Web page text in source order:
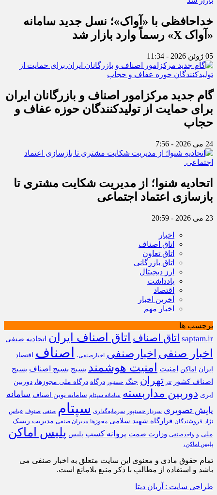
خداحافظی با «آواک»؛ نسل جدید سامانه
«آواک X» رسماً وارد بازار شد
05 ژوئن 2026 - 11:34
گام جدید مرکزامور اصناف و بازرگانان ایران
برای حمایت از تولیدکنندگان حوزه عفاف و
حجاب
24 می 2026 - 7:56
اتحادیه شنوا؛ از مدیریت شکایت مشتری تا
بازسازی اعتماد اجتماعی ‌
23 می 2026 - 20:59
اخبار
اتاق اصناف
اتاق تعاون
اتاق بازرگانی
ارز دیجیتال
یادداشت
اقتصاد
آخرین اخبار
اخبار مهم
برچسب ها
saptam.ir اتاق اصناف اتاق اصناف ایران اتحادیه صنفی
اخبار صنفی اخبارصنفی اخبارصنفی، اصناف
اقتصاد
ایران
اماکن امنیت امنیت هوشمند بسیج بسیج اصناف بسیج
اصناف کشور
تتر تهران جنگ حسنپور درگاه درگاه ملی مجوزها، دوربین
ابری دوربین مداربسته سامانه سپتام سامانه نوین اصناف سامانه
پایش تصویری سردار حسنپور سرمایه‌گذاری سپتام صنفی صنوف عباس
نژاد فروشندگان قرارگاه شهید سلامی مجوزها مدیران صنفی مدیریت ریسک
ملی و واحدصنفی وزارت صمت پروانه کسب پلیس پلیس اماکن
پلیس اماکن،
تمام حقوق مادی و معنوی این سایت متعلق به اخبار صنفی می
باشد و استفاده از مطالب با ذکر منبع بلامانع است.
طراحی سایت : آریان دیتا